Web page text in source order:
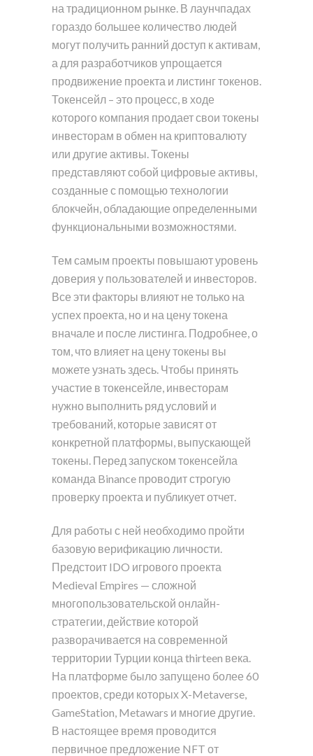
на традиционном рынке. В лаунчпадах
гораздо большее количество людей
могут получить ранний доступ к активам,
а для разработчиков упрощается
продвижение проекта и листинг токенов.
Токенсейл – это процесс, в ходе
которого компания продает свои токены
инвесторам в обмен на криптовалюту
или другие активы. Токены
представляют собой цифровые активы,
созданные с помощью технологии
блокчейн, обладающие определенными
функциональными возможностями.
Тем самым проекты повышают уровень
доверия у пользователей и инвесторов.
Все эти факторы влияют не только на
успех проекта, но и на цену токена
вначале и после листинга. Подробнее, о
том, что влияет на цену токены вы
можете узнать здесь. Чтобы принять
участие в токенсейле, инвесторам
нужно выполнить ряд условий и
требований, которые зависят от
конкретной платформы, выпускающей
токены. Перед запуском токенсейла
команда Binance проводит строгую
проверку проекта и публикует отчет.
Для работы с ней необходимо пройти
базовую верификацию личности.
Предстоит IDO игрового проекта
Medieval Empires — сложной
многопользовательской онлайн-
стратегии, действие которой
разворачивается на современной
территории Турции конца thirteen века.
На платформе было запущено более 60
проектов, среди которых X-Metaverse,
GameStation, Metawars и многие другие.
В настоящее время проводится
первичное предложение NFT от